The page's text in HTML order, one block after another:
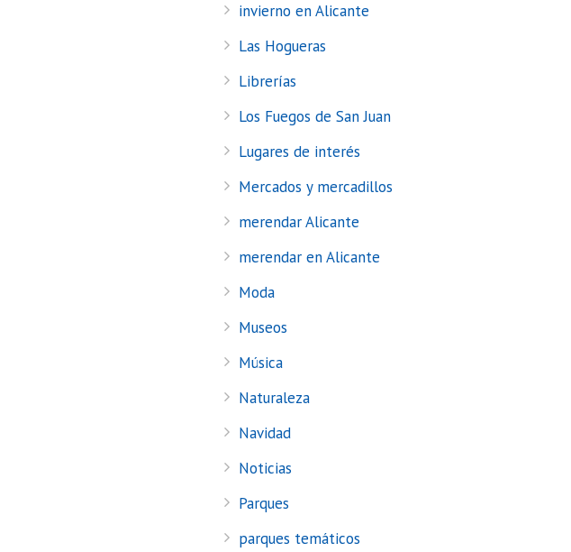
invierno en Alicante
Las Hogueras
Librerías
Los Fuegos de San Juan
Lugares de interés
Mercados y mercadillos
merendar Alicante
merendar en Alicante
Moda
Museos
Música
Naturaleza
Navidad
Noticias
Parques
parques temáticos